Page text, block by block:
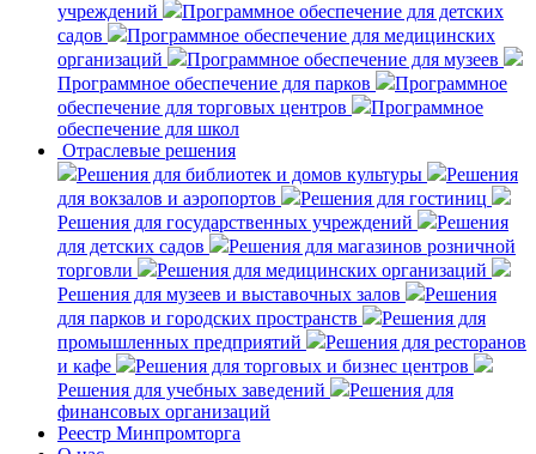
учреждений
Программное обеспечение для детских
садов
Программное обеспечение для медицинских
организаций
Программное обеспечение для музеев
Программное обеспечение для парков
Программное
обеспечение для торговых центров
Программное
обеспечение для школ
Отраслевые решения
Решения для библиотек и домов культуры
Решения
для вокзалов и аэропортов
Решения для гостиниц
Решения для государственных учреждений
Решения
для детских садов
Решения для магазинов розничной
торговли
Решения для медицинских организаций
Решения для музеев и выставочных залов
Решения
для парков и городских пространств
Решения для
промышленных предприятий
Решения для ресторанов
и кафе
Решения для торговых и бизнес центров
Решения для учебных заведений
Решения для
финансовых организаций
Реестр Минпромторга